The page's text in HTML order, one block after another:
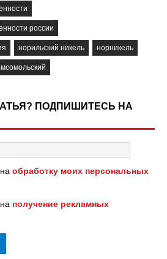
россии
норильский никель норникель
ПОДПИШИТЕСЬ НА
обработку моих персональных
получение рекламных